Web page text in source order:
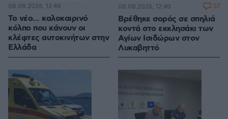
Το νέο... καλοκαιρινό
κόλπο που κάνουν οι
κλέφτες αυτοκινήτων στην
Ελλάδα
08.08.2026, 12:48
Βρέθηκε σορός σε σπηλιά
κοντά στο εκκλησάκι των
Αγίων Ισιδώρων στον
Λυκαβηττό
08.08.2026, 12:40 57